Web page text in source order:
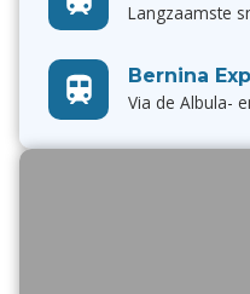
Langzaamste
Bernina
Via de Albula-